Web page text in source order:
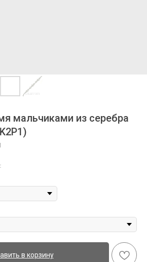
мальчиками из серебра
в корзину